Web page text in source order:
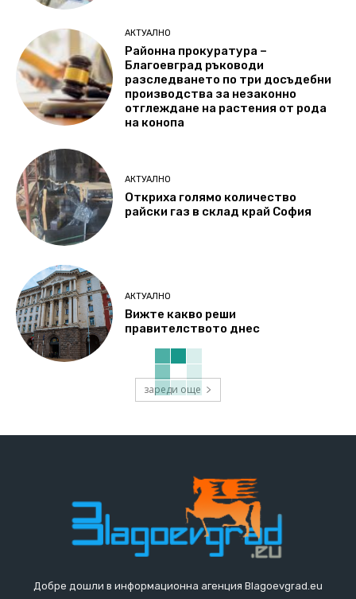
АКТУАЛНО
Районна прокуратура –
Благоевград ръководи
разследването по три досъдебни
производства за незаконно
отглеждане на растения от рода
на конопа
АКТУАЛНО
Откриха голямо количество
райски газ в склад край София
АКТУАЛНО
Вижте какво реши
правителството днес
зареди още
Добре дошли в информационна агенция Blagoevgrad.eu